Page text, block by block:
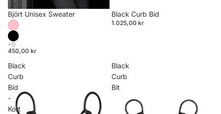
Björt Unisex Sweater
450,00 kr
Black Curb Bid
1.025,00 kr
Black
Curb
Bid
-
Kort
Black
Curb
Bit